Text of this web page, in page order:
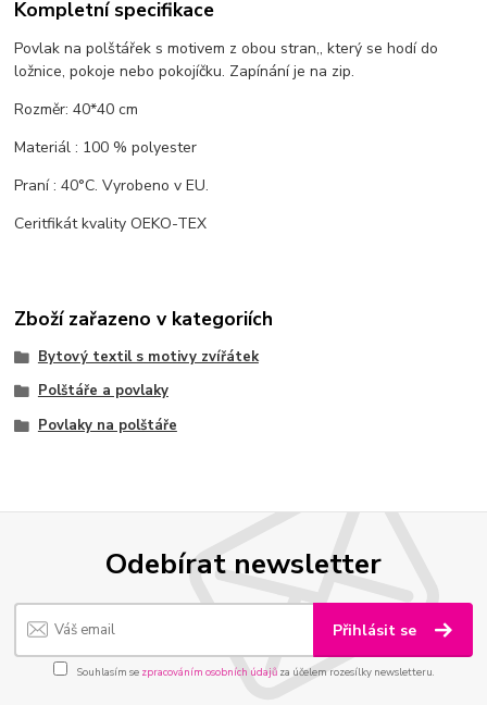
Kompletní specifikace
Povlak na polštářek s motivem z obou stran,, který se hodí do
ložnice, pokoje nebo pokojíčku. Zapínání je na zip.
Rozměr: 40*40 cm
Materiál : 100 % polyester
Praní : 40°C. Vyrobeno v EU.
Ceritfikát kvality OEKO-TEX
Zboží zařazeno v kategoriích
Bytový textil s motivy zvířátek
Polštáře a povlaky
Povlaky na polštáře
Odebírat newsletter
Přihlásit se
Souhlasím se zpracováním osobních údajůza účelem rozesílky newsletteru.